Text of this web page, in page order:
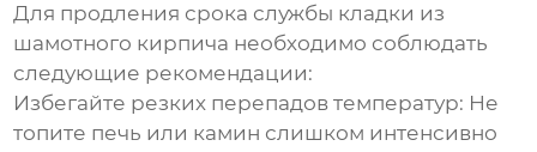
Для продления срока службы кладки из
шамотного кирпича необходимо соблюдать
следующие рекомендации:
Избегайте резких перепадов температур: Не
топите печь или камин слишком интенсивно